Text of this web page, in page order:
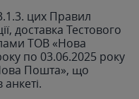
цих Правил
доставка Тестового
ТОВ «Нова
по 03.06.2025 року
Пошта», що